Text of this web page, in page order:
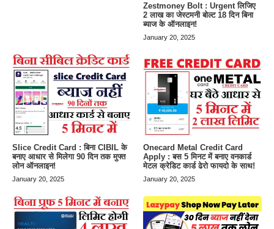
Zestmoney Bolt : Urgent लिजिए
2 लाख का जेस्टमनी बोल्ट 18 दिन बिना
ब्याज के ऑनलाइन!
January 20, 2025
Slice Credit Card : बिना CIBIL के
बनाए आधार से मिलेगा 90 दिन तक मुफ्त
लोन ऑनलाइन!
January 20, 2025
Onecard Metal Credit Card
Apply : बस 5 मिनट में बनाए वनकार्ड
मेटल क्रेडिट कार्ड ढेरो फायदो के साथ!
January 20, 2025